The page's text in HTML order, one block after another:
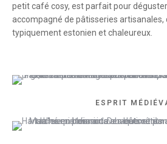
petit café cosy, est parfait pour
accompagné de pâtisseries artisanales,
typiquement estonien et chaleureux.
ESPRIT